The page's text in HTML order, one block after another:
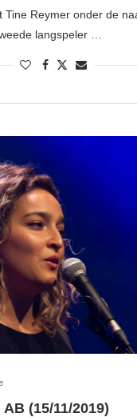
Tine Reymer onder de
langspeler …
(15/11/2019)